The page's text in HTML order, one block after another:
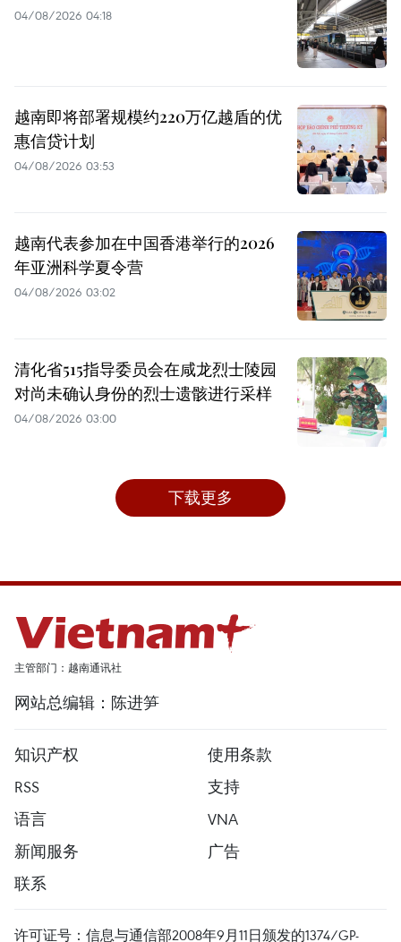
04/08/2026 04:18
越南即将部署规模约220万亿越盾的优
惠信贷计划
04/08/2026 03:53
越南代表参加在中国香港举行的2026
年亚洲科学夏令营
04/08/2026 03:02
清化省515指导委员会在咸龙烈士陵园
对尚未确认身份的烈士遗骸进行采样
04/08/2026 03:00
下载更多
主管部门：越南通讯社
网站总编辑：陈进笋
知识产权
使用条款
RSS
支持
语言
VNA
新闻服务
广告
联系
许可证号：信息与通信部2008年9月11日颁发的1374/GP-